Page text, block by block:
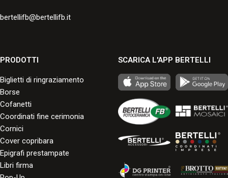
bertellifb@bertellifb.it
PRODOTTI
Biglietti di ringraziamento
Borse
Cofanetti
Coordinati fine cerimonia
Cornici
Cover copribara
Epigrafi prestampate
Libri firma
SCARICA L'APP BERTELLI